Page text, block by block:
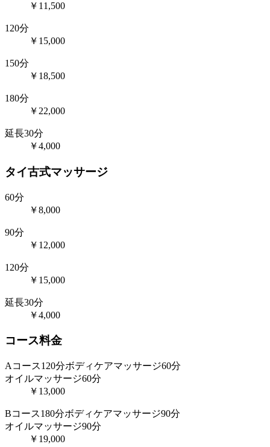
￥11,500
120分
￥15,000
150分
￥18,500
180分
￥22,000
延長30分
￥4,000
タイ古式マッサージ
60分
￥8,000
90分
￥12,000
120分
￥15,000
延長30分
￥4,000
コース料金
Aコース120分ボディケアマッサージ60分
オイルマッサージ60分
￥13,000
Bコース180分ボディケアマッサージ90分
オイルマッサージ90分
￥19,000